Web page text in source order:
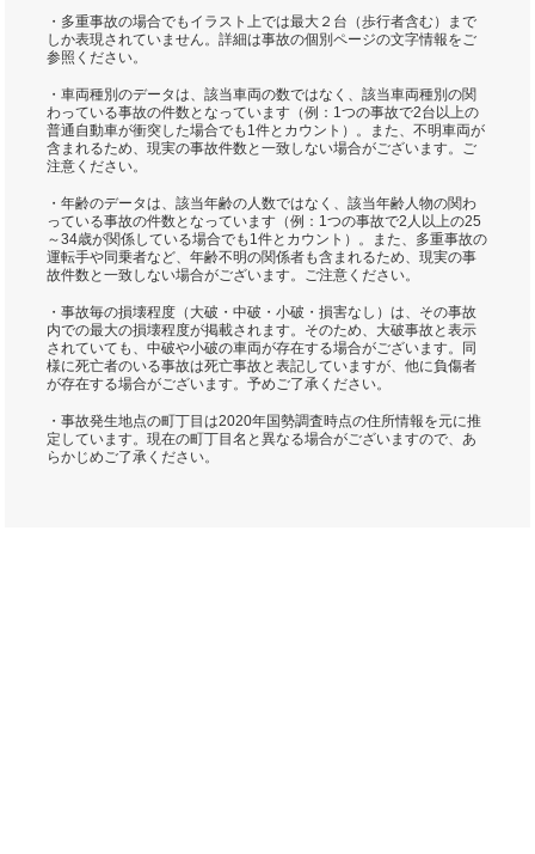
・多重事故の場合でもイラスト上では最大２台（歩行者含む）まで
しか表現されていません。詳細は事故の個別ページの文字情報をご
参照ください。
・車両種別のデータは、該当車両の数ではなく、該当車両種別の関
わっている事故の件数となっています（例：1つの事故で2台以上の
普通自動車が衝突した場合でも1件とカウント）。また、不明車両が
含まれるため、現実の事故件数と一致しない場合がございます。ご
注意ください。
・年齢のデータは、該当年齢の人数ではなく、該当年齢人物の関わ
っている事故の件数となっています（例：1つの事故で2人以上の25
～34歳が関係している場合でも1件とカウント）。また、多重事故の
運転手や同乗者など、年齢不明の関係者も含まれるため、現実の事
故件数と一致しない場合がございます。ご注意ください。
・事故毎の損壊程度（大破・中破・小破・損害なし）は、その事故
内での最大の損壊程度が掲載されます。そのため、大破事故と表示
されていても、中破や小破の車両が存在する場合がございます。同
様に死亡者のいる事故は死亡事故と表記していますが、他に負傷者
が存在する場合がございます。予めご了承ください。
・事故発生地点の町丁目は2020年国勢調査時点の住所情報を元に推
定しています。現在の町丁目名と異なる場合がございますので、あ
らかじめご了承ください。